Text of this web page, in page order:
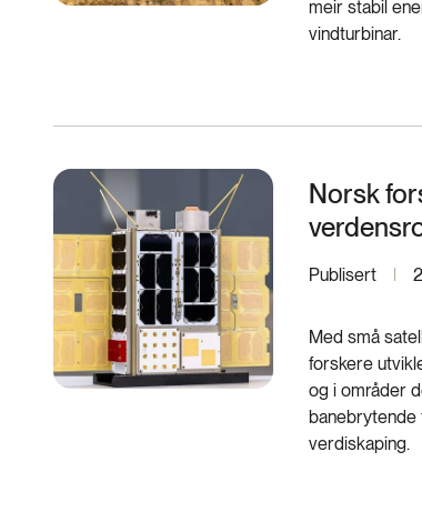
meir stabil
vindturbinar.
Norsk
Publisert
Med små
forskere
og i områder
verdiskaping.